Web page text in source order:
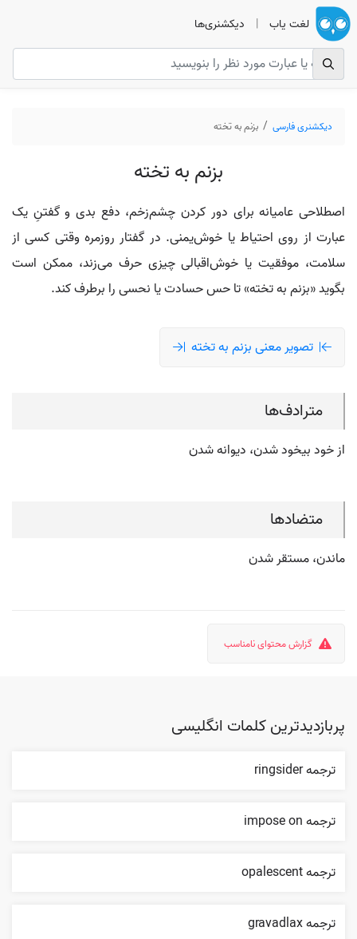
لغت یاب | دیکشنری‌ها
دیکشنری فارسی بزنم به تخته
بزنم به تخته
اصطلاحی عامیانه برای دور کردن چشم‌زخم، دفع بدی و گفتنِ یک
عبارت از روی احتیاط یا خوش‌یمنی. در گفتار روزمره وقتی کسی از
سلامت، موفقیت یا خوش‌اقبالی چیزی حرف می‌زند، ممکن است
بگوید «بزنم به تخته» تا حس حسادت یا نحسی را برطرف کند.
تصویر معنی بزنم به تخته
مترادف‌ها
از خود بیخود شدن، دیوانه شدن
متضادها
ماندن، مستقر شدن
گزارش محتوای نامناسب
پربازدیدترین کلمات انگلیسی
ترجمه ringsider
ترجمه impose on
ترجمه opalescent
ترجمه gravadlax